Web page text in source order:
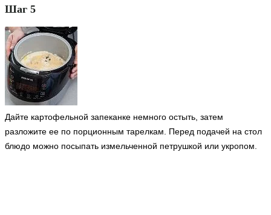
Шаг 5
Дайте картофельной запеканке немного остыть, затем
разложите ее по порционным тарелкам. Перед подачей на стол
блюдо можно посыпать измельченной петрушкой или укропом.